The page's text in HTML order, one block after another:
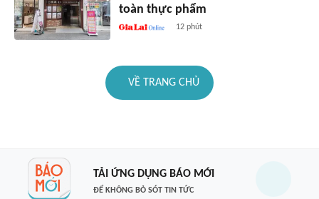
toàn thực phẩm
12 phút
VỀ TRANG CHỦ
TẢI ỨNG DỤNG BÁO MỚI
ĐỂ KHÔNG BỎ SÓT TIN TỨC